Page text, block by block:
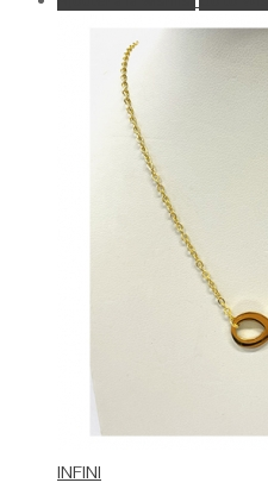
INFINI